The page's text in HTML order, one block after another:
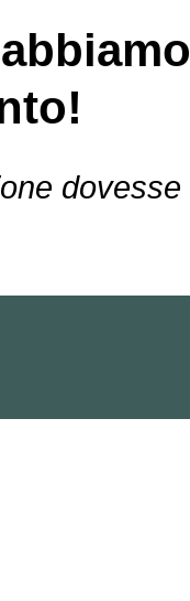
dovesse